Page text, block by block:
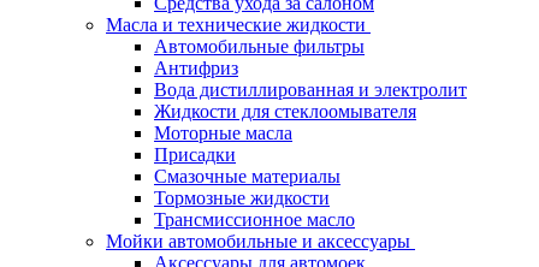
Масла и технические жидкости
Автомобильные фильтры
Антифриз
Вода дистиллированная и электролит
Жидкости для стеклоомывателя
Моторные масла
Присадки
Смазочные материалы
Тормозные жидкости
Трансмиссионное масло
Мойки автомобильные и аксессуары
Аксессуары для автомоек